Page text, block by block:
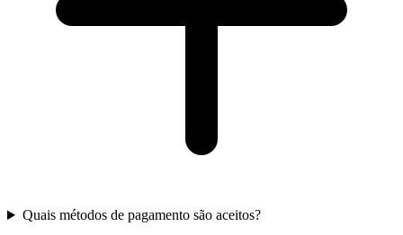
Quais métodos de pagamento são aceitos?